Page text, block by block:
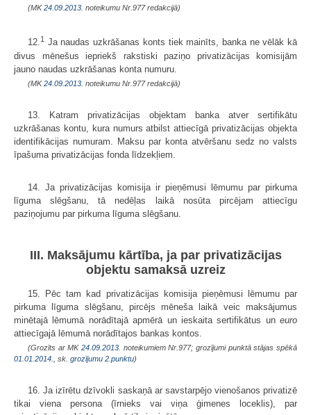
(MK24.09.2013. noteikumu Nr.977 redakcijā)
12.1
Ja naudas uzkrāšanas konts tiek mainīts, banka ne vēlāk kā
divus mēnešus iepriekš rakstiski paziņo privatizācijas komisijām
jauno naudas uzkrāšanas konta numuru.
(MK24.09.2013. noteikumu Nr.977 redakcijā)
13. Katram privatizācijas objektam banka atver sertifikātu
uzkrāšanas kontu, kura numurs atbilst attiecīgā privatizācijas objekta
identifikācijas numuram. Maksu par konta atvēršanu sedz no valsts
īpašuma privatizācijas fonda līdzekļiem.
14. Ja privatizācijas komisija ir pieņēmusi lēmumu par pirkuma
līguma slēgšanu, tā nedēļas laikā nosūta pircējam attiecīgu
paziņojumu par pirkuma līguma slēgšanu.
III. Maksājumu kārtība, ja par privatizācijas
objektu samaksā uzreiz
15. Pēc tam kad privatizācijas komisija pieņēmusi lēmumu par
pirkuma līguma slēgšanu, pircējs mēneša laikā veic maksājumus
minētajā lēmumā norādītajā apmērā un ieskaita sertifikātus un euro
attiecīgajā lēmumā norādītajos bankas kontos.
(Grozīts ar MK 24.09.2013. noteikumiem Nr.977; grozījumi punktā stājas spēkā
01.01.2014.
, sk. grozījumu 2.punktu)
16. Ja izīrētu dzīvokli saskaņā ar savstarpējo vienošanos privatizē
tikai viena persona (īrnieks vai viņa ģimenes loceklis), par